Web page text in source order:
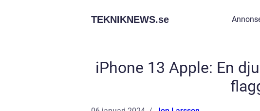
TEKNIKNEWS.se
iPhone 13 Apple: En